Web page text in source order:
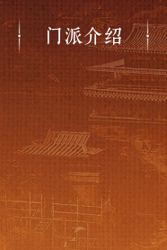
门派介绍